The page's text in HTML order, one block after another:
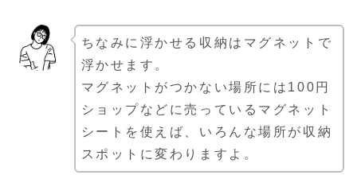
ちなみに浮かせる収納はマグネットで
浮かせます。
マグネットがつかない場所には100円
ショップなどに売っているマグネット
シートを使えば、いろんな場所が収納
スポットに変わりますよ。